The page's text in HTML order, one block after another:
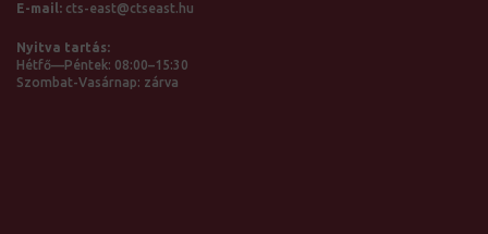
E-mail: cts-east@ctseast.hu
Nyitva tartás:
Hétfő—Péntek: 08:00–15:30
Szombat-Vasárnap: zárva